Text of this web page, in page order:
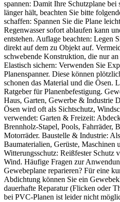
spannen: Damit Ihre Schutzplane bei
länger hält, beachten Sie bitte
schaffen: Spannen Sie die Plane
Regenwasser sofort ablaufen kann
entstehen. Auflage beachten: Legen
direkt auf dem zu Objekt auf.
schwebende Konstruktion, die nur
Elastisch sichern: Verwenden Sie
Planenspanner. Diese können
schonen das Material und die Ösen.
Ratgeber für Planenbefestigung.
Haus, Garten, Gewerbe & Industrie
Ösen wird oft als Sichtschutz,
verwendet: Garten & Freizeit:
Brennholz-Stapel, Pools, Fahrräder,
Motorräder. Baustelle & Industrie:
Baumaterialien, Gerüste, Maschinen
Witterungsschutz: Reißfester Schutz
Wind. Häufige Fragen zur
Gewebeplane reparieren? Für eine
Abdichtung können Sie ein
dauerhafte Reparatur (Flicken oder
bei PVC-Planen ist leider nicht